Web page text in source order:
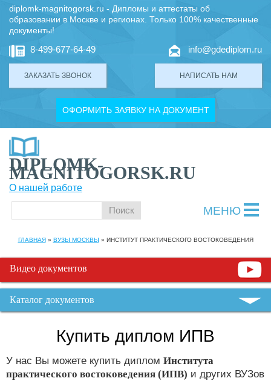
diplomk-magnitogorsk.ru - Дипломы и аттестаты об
образовании в Москве и регионах. Только 100% качественные
документы!
8-499-677-64-49
ЗАКАЗАТЬ ЗВОНОК
info@gdediplom.ru
НАПИСАТЬ НАМ
ОФОРМИТЬ ЗАЯВКУ НА ДОКУМЕНТ
DIPLOMK-
MAGNITOGORSK.RU
О нашей работе
МЕНЮ
ГЛАВНАЯ» ВУЗЫ МОСКВЫ » ИНСТИТУТ ПРАКТИЧЕСКОГО ВОСТОКОВЕДЕНИЯ
Видео документов
Каталог документов
Купить диплом ИПВ
У нас Вы можете купить диплом Института
практического востоковедения (ИПВ) и других ВУЗов